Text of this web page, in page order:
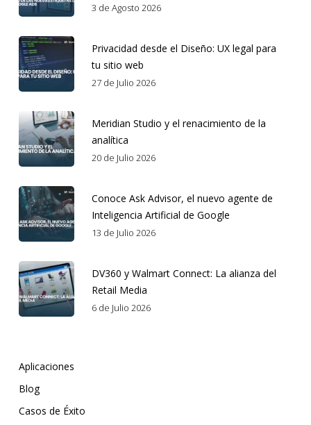
3 de Agosto 2026
Privacidad desde el Diseño: UX legal para
tu sitio web
27 de Julio 2026
Meridian Studio y el renacimiento de la
analítica
20 de Julio 2026
Conoce Ask Advisor, el nuevo agente de
Inteligencia Artificial de Google
13 de Julio 2026
DV360 y Walmart Connect: La alianza del
Retail Media
6 de Julio 2026
Aplicaciones
Blog
Casos de Éxito